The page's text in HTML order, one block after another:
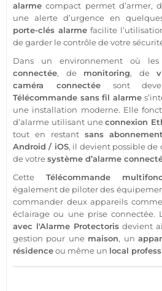
alarme compact permet d’armer,
une alerte d’urgence en
porte-clés alarmefacilite
de garder le contrôle de votre
Dans un environnement où
connectée, de monitoring, de
caméra
connectéesont
Télécommande sans fil alarme
une installation moderne. Elle
d’alarme utilisant uneconnexion
tout en restant sans
Android / iOS, il devient possible de
de votresystème d’alarme
Cette Télécommande
également de piloter des
commander deux appareils
éclairage ou une priseconnectée.
avec l'Alarme Protectorisdevient
gestion pour une maison, un
résidenceou même un local